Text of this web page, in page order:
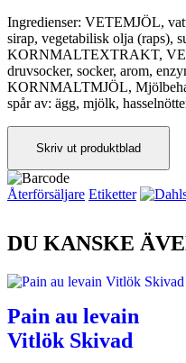
Ingredienser: VETEMJÖL,
sirap, vegetabilisk olja (raps),
KORNMALTEXTRAKT,
druvsocker, socker, arom,
KORNMALTMJÖL,
spår av: ägg, mjölk,
Skriv ut produktblad
Återförsäljare Etiketter
DU KANSKE
Pain au levain
Vitlök Skivad